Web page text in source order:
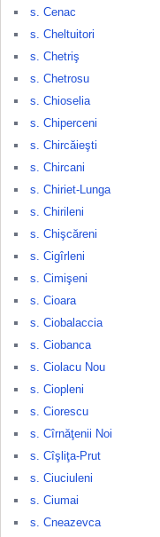
s. Cenac
s. Cheltuitori
s. Chetriş
s. Chetrosu
s. Chioselia
s. Chiperceni
s. Chircăieşti
s. Chircani
s. Chiriet-Lunga
s. Chirileni
s. Chişcăreni
s. Cigîrleni
s. Cimişeni
s. Cioara
s. Ciobalaccia
s. Ciobanca
s. Ciolacu Nou
s. Ciopleni
s. Ciorescu
s. Cîrnăţenii Noi
s. Cîşliţa-Prut
s. Ciuciuleni
s. Ciumai
s. Cneazevca